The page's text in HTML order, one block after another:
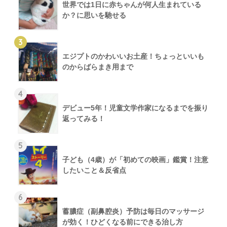
世界では1日に赤ちゃんが何人生まれている
か？に思いを馳せる
3
エジプトのかわいいお土産！ちょっといいも
のからばらまき用まで
4
デビュー5年！児童文学作家になるまでを振り
返ってみる！
5
子ども（4歳）が「初めての映画」鑑賞！注意
したいこと＆反省点
6
蓄膿症（副鼻腔炎）予防は毎日のマッサージ
が効く！ひどくなる前にできる治し方